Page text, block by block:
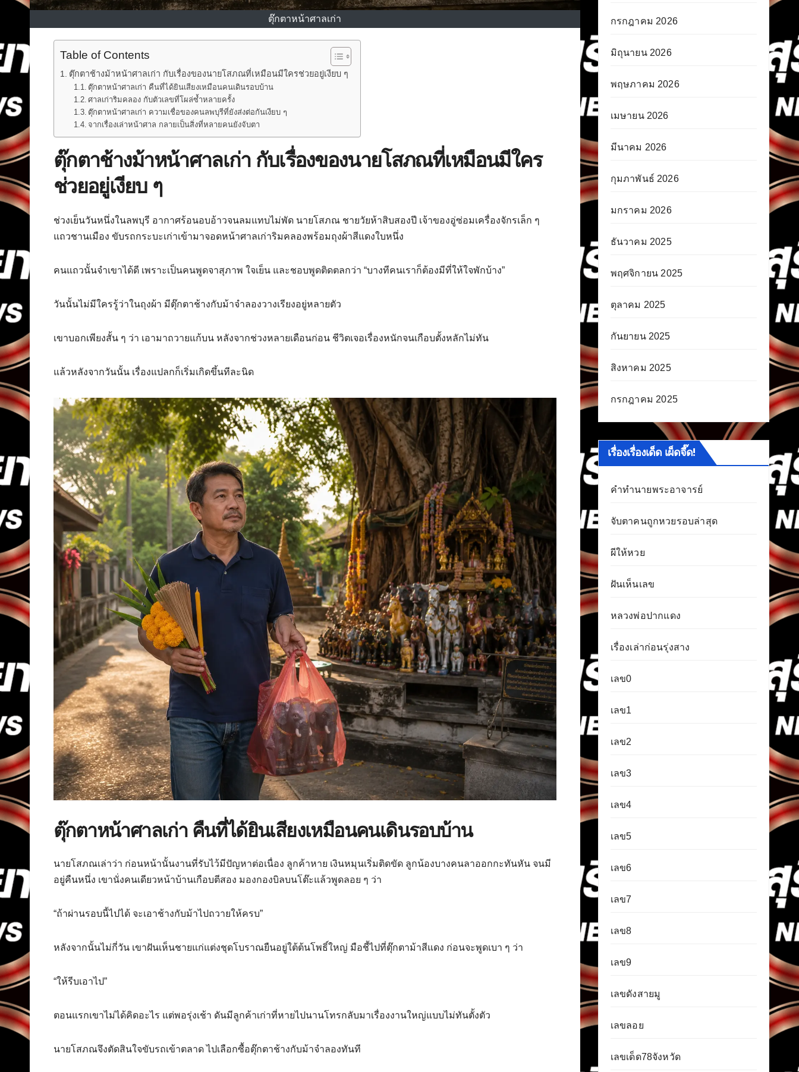
ตุ๊กตาหน้าศาลเก่า
Table of Contents
ตุ๊กตาช้างม้าหน้าศาลเก่า กับเรื่องของนายโสภณที่เหมือนมีใครช่วยอยู่เงียบ ๆ
ตุ๊กตาหน้าศาลเก่า คืนที่ได้ยินเสียงเหมือนคนเดินรอบบ้าน
ศาลเก่าริมคลอง กับตัวเลขที่โผล่ซ้ำหลายครั้ง
ตุ๊กตาหน้าศาลเก่า ความเชื่อของคนลพบุรีที่ยังส่งต่อกันเงียบ ๆ
จากเรื่องเล่าหน้าศาล กลายเป็นสิ่งที่หลายคนยังจับตา
ตุ๊กตาช้างม้าหน้าศาลเก่า กับเรื่องของนายโสภณที่เหมือนมีใคร
ช่วยอยู่เงียบ ๆ
ช่วงเย็นวันหนึ่งในลพบุรี อากาศร้อนอบอ้าวจนลมแทบไม่พัด นายโสภณ ชายวัยห้าสิบสองปี เจ้าของอู่ซ่อมเครื่องจักรเล็ก ๆ
แถวชานเมือง ขับรถกระบะเก่าเข้ามาจอดหน้าศาลเก่าริมคลองพร้อมถุงผ้าสีแดงใบหนึ่ง
คนแถวนั้นจำเขาได้ดี เพราะเป็นคนพูดจาสุภาพ ใจเย็น และชอบพูดติดตลกว่า “บางทีคนเราก็ต้องมีที่ให้ใจพักบ้าง”
วันนั้นไม่มีใครรู้ว่าในถุงผ้า มีตุ๊กตาช้างกับม้าจำลองวางเรียงอยู่หลายตัว
เขาบอกเพียงสั้น ๆ ว่า เอามาถวายแก้บน หลังจากช่วงหลายเดือนก่อน ชีวิตเจอเรื่องหนักจนเกือบตั้งหลักไม่ทัน
แล้วหลังจากวันนั้น เรื่องแปลกก็เริ่มเกิดขึ้นทีละนิด
ตุ๊กตาหน้าศาลเก่า คืนที่ได้ยินเสียงเหมือนคนเดินรอบบ้าน
นายโสภณเล่าว่า ก่อนหน้านั้นงานที่รับไว้มีปัญหาต่อเนื่อง ลูกค้าหาย เงินหมุนเริ่มติดขัด ลูกน้องบางคนลาออกกะทันหัน จนมี
อยู่คืนหนึ่ง เขานั่งคนเดียวหน้าบ้านเกือบตีสอง มองกองบิลบนโต๊ะแล้วพูดลอย ๆ ว่า
“ถ้าผ่านรอบนี้ไปได้ จะเอาช้างกับม้าไปถวายให้ครบ”
หลังจากนั้นไม่กี่วัน เขาฝันเห็นชายแก่แต่งชุดโบราณยืนอยู่ใต้ต้นโพธิ์ใหญ่ มือชี้ไปที่ตุ๊กตาม้าสีแดง ก่อนจะพูดเบา ๆ ว่า
“ให้รีบเอาไป”
ตอนแรกเขาไม่ได้คิดอะไร แต่พอรุ่งเช้า ดันมีลูกค้าเก่าที่หายไปนานโทรกลับมาเรื่องงานใหญ่แบบไม่ทันตั้งตัว
นายโสภณจึงตัดสินใจขับรถเข้าตลาด ไปเลือกซื้อตุ๊กตาช้างกับม้าจำลองทันที
กรกฎาคม 2026
มิถุนายน 2026
พฤษภาคม 2026
เมษายน 2026
มีนาคม 2026
กุมภาพันธ์ 2026
มกราคม 2026
ธันวาคม 2025
พฤศจิกายน 2025
ตุลาคม 2025
กันยายน 2025
สิงหาคม 2025
กรกฎาคม 2025
เรื่องเรื่องเด็ด เผ็ดจี๊ด!
คำทำนายพระอาจารย์
จับตาคนถูกหวยรอบล่าสุด
ผีให้หวย
ฝันเห็นเลข
หลวงพ่อปากแดง
เรื่องเล่าก่อนรุ่งสาง
เลข0
เลข1
เลข2
เลข3
เลข4
เลข5
เลข6
เลข7
เลข8
เลข9
เลขดังสายมู
เลขลอย
เลขเด็ด78จังหวัด